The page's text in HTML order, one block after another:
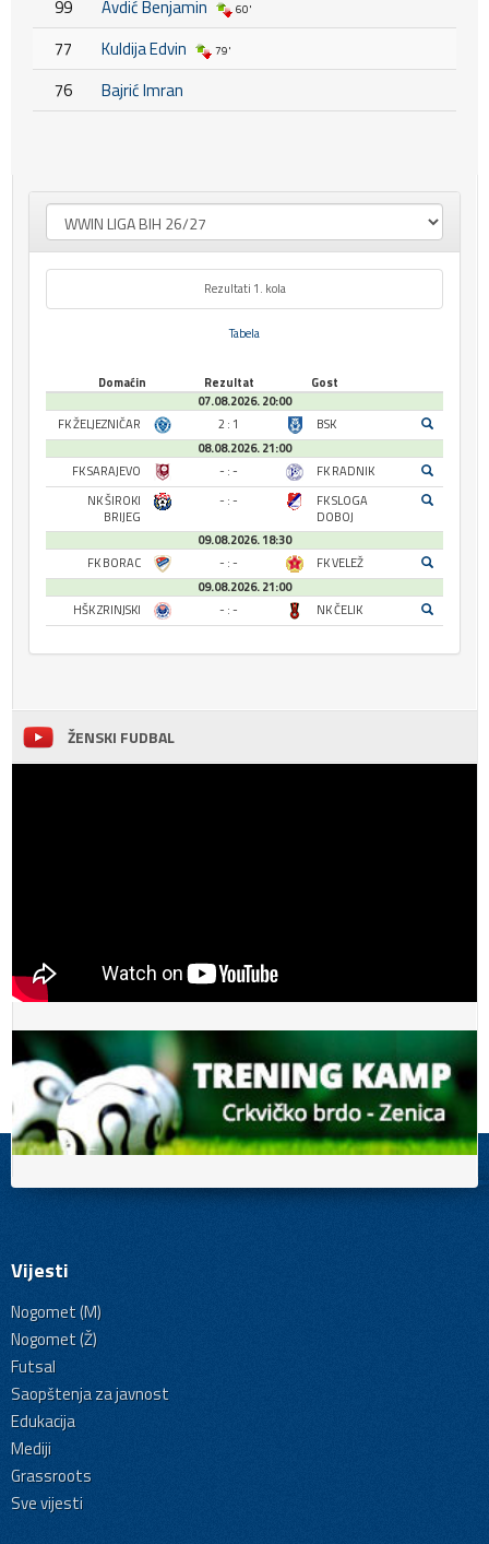
99 Avdić Benjamin 60'
77 Kuldija Edvin 79'
76 Bajrić Imran
Rezultati 1. kola
Tabela
Domaćin Rezultat
Gost
07.08.2026. 20:00
FK ŽELJEZNIČAR
2 : 1
BSK
08.08.2026. 21:00
FK SARAJEVO
- : -
FK RADNIK
NK ŠIROKI
BRIJEG
- : -
FK SLOGA
DOBOJ
09.08.2026. 18:30
FK BORAC
- : -
FK VELEŽ
09.08.2026. 21:00
HŠK ZRINJSKI
- : - NK ČELIK
ŽENSKI FUDBAL
Vijesti
Nogomet (M)
Nogomet (Ž)
Futsal
Saopštenja za javnost
Edukacija
Mediji
Grassroots
Sve vijesti